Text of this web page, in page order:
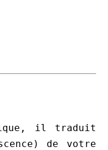
il traduit
de votre